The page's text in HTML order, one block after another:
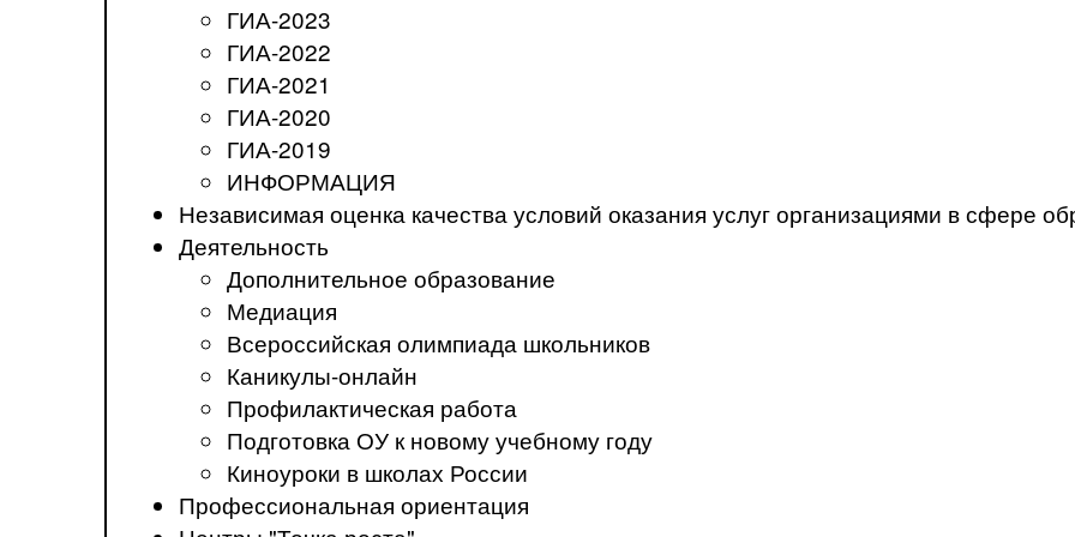
ГИА-2023
ГИА-2022
ГИА-2021
ГИА-2020
ГИА-2019
ИНФОРМАЦИЯ
Независимая оценка качества условий оказания услуг организациями в сфере
Деятельность
Дополнительное образование
Медиация
Всероссийская олимпиада школьников
Каникулы-онлайн
Профилактическая работа
Подготовка ОУ к новому учебному году
Киноуроки в школах России
Профессиональная ориентация